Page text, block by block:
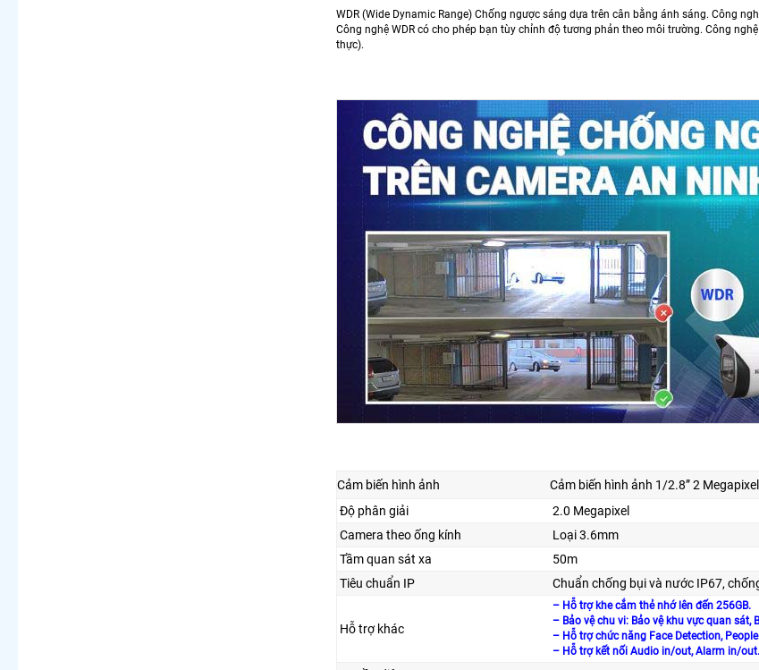
WDR (Wide Dynamic Range) Chống ngược sáng dựa trên cân bằng ánh sáng. Công
Công nghệ WDR có cho phép bạn tùy chỉnh độ tương phản theo môi trường. Công
thực).
Cảm biến hình ảnh
Cảm biến hình ảnh 1/2.8” 2
Độ phân giải
2.0 Megapixel
Camera theo ống kính
Loại 3.6mm
Tầm quan sát xa
50m
Tiêu chuẩn IP
Chuẩn chống bụi và nước IP67,
Hỗ trợ khác
– Hỗ trợ khe cắm thẻ nhớ lên đến 256GB.
– Bảo vệ chu vi: Bảo vệ khu vực quan sát,
– Hỗ trợ chức năng Face Detection,
– Hỗ trợ kết nối Audio in/out, Alarm in/out.